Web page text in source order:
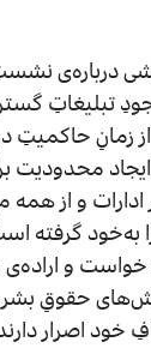
درباره‌ی
تبلیغاتِ
زمانِ حاکمیتِ
محدودیت
ادارات و از
را به‌خود
و اراده‌ی
حقوقِ
خود اصرار